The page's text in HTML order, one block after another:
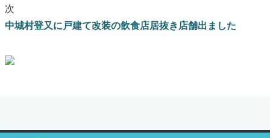
次
中城村登又に戸建て改装の飲食店居抜き店舗出ました